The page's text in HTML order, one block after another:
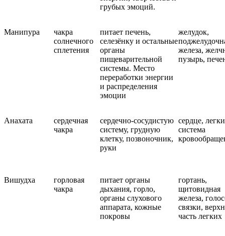
грубых эмоций.
Манипура
чакра
солнечного
сплетения
питает печень,
селезёнку и остальные
органы
пищеварительной
системы. Место
переработки энергии
и распределения
эмоции
желудок,
железа,
пузырь,
Анахата
сердечная
чакра
сердечно-сосудистую
систему, грудную
клетку, позвоночник,
руки
сердце,
система
Вишудха
горловая
чакра
питает органы
дыхания, горло,
органы слухового
аппарата, кожные
покровы
гортань,
щитовидная
железа,
связки,
часть легких